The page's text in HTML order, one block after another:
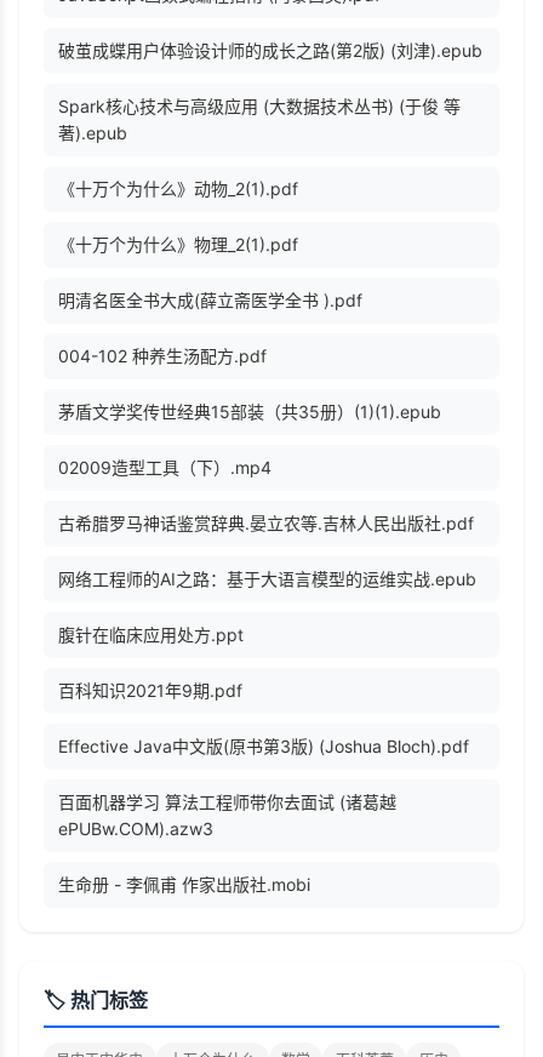
破茧成蝶用户体验设计师的成长之路(第2版) (刘津).epub
Spark核心技术与高级应用 (大数据技术丛书) (于俊 等
著).epub
《十万个为什么》动物_2(1).pdf
《十万个为什么》物理_2(1).pdf
明清名医全书大成(薛立斋医学全书 ).pdf
004-102 种养生汤配方.pdf
茅盾文学奖传世经典15部装（共35册）(1)(1).epub
02009造型工具（下）.mp4
古希腊罗马神话鉴赏辞典.晏立农等.吉林人民出版社.pdf
网络工程师的AI之路：基于大语言模型的运维实战.epub
腹针在临床应用处方.ppt
百科知识2021年9期.pdf
Effective Java中文版(原书第3版) (Joshua Bloch).pdf
百面机器学习 算法工程师带你去面试 (诸葛越
ePUBw.COM).azw3
生命册 - 李佩甫 作家出版社.mobi
🏷️ 热门标签